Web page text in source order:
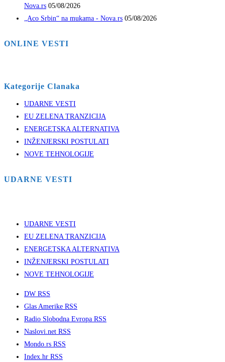
Nova.rs 05/08/2026
„Aco Srbin“ na mukama - Nova.rs 05/08/2026
ONLINE VESTI
Kategorije Clanaka
UDARNE VESTI
EU ZELENA TRANZICIJA
ENERGETSKA ALTERNATIVA
INŽENJERSKI POSTULATI
NOVE TEHNOLOGIJE
UDARNE VESTI
UDARNE VESTI
EU ZELENA TRANZICIJA
ENERGETSKA ALTERNATIVA
INŽENJERSKI POSTULATI
NOVE TEHNOLOGIJE
DW RSS
Glas Amerike RSS
Radio Slobodna Evropa RSS
Naslovi.net RSS
Mondo.rs RSS
Index.hr RSS